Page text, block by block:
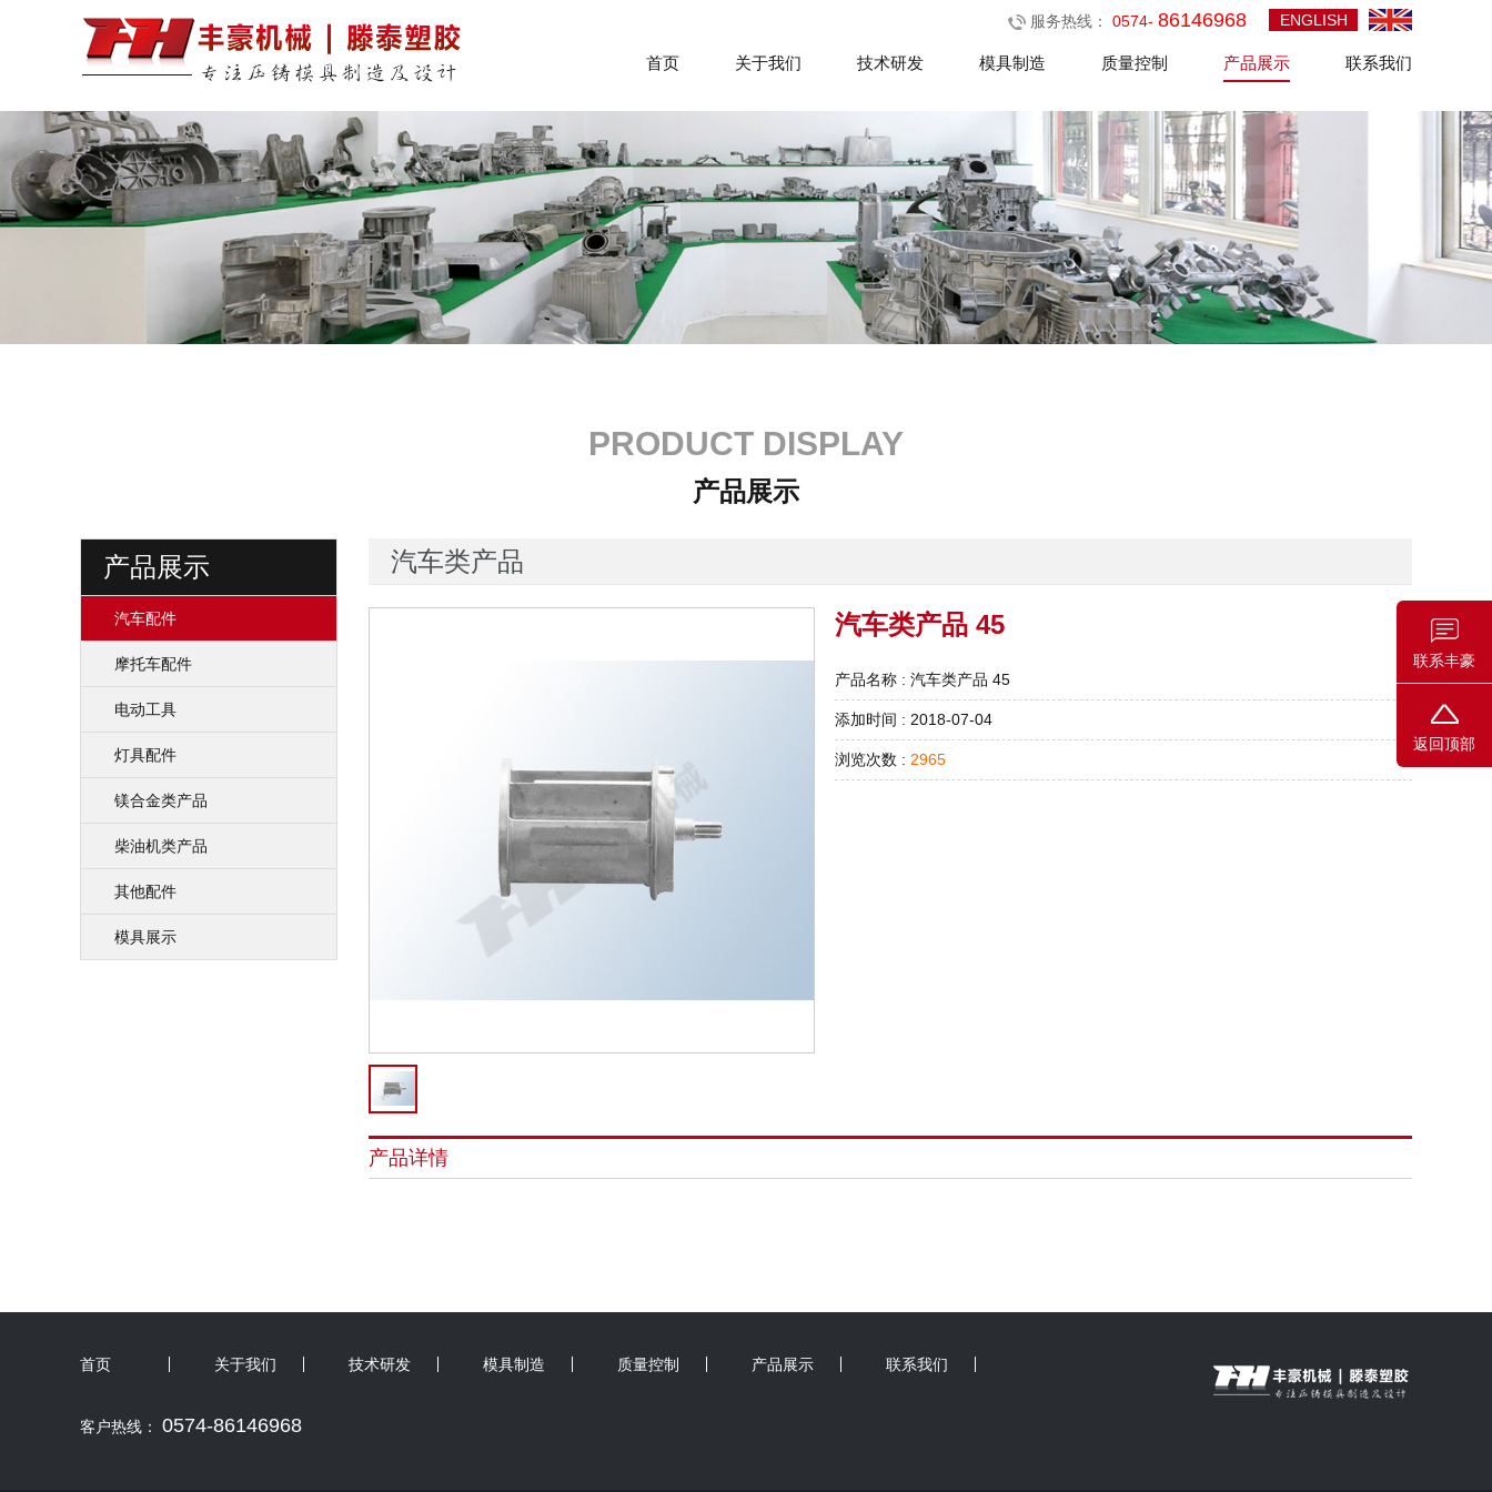
ENGLISH
服务热线： 0574- 86146968
首页 关于我们 技术研发 模具制造 质量控制 产品展示 联系我们
PRODUCT DISPLAY
产品展示
产品展示
汽车配件
摩托车配件
电动工具
灯具配件
镁合金类产品
柴油机类产品
其他配件
模具展示
汽车类产品
汽车类产品 45
产品名称 : 汽车类产品 45
添加时间 : 2018-07-04
浏览次数 : 2965
产品详情
首页 关于我们 技术研发 模具制造 质量控制 产品展示 联系我们
客户热线： 0574-86146968
联系丰豪
返回顶部